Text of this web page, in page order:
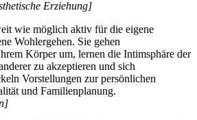
Erziehung]
wie möglich aktiv für die eigene
Wohlergehen. Sie gehen
Körper um, lernen die Intimsphäre der
zu akzeptieren und sich
Vorstellungen zur persönlichen
und Familienplanung.